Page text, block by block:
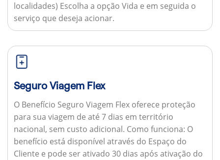
localidades) Escolha a opção Vida e em seguida o
serviço que deseja acionar.
Seguro Viagem Flex
O Benefício Seguro Viagem Flex oferece proteção
para sua viagem de até 7 dias em território
nacional, sem custo adicional. Como funciona: O
benefício está disponível através do Espaço do
Cliente e pode ser ativado 30 dias após ativação do